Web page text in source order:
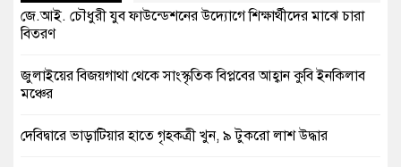
জে.আই. চৌধুরী যুব ফাউন্ডেশনের উদ্যোগে শিক্ষার্থীদের মাঝে চারা
বিতরণ
জুলাইয়ের বিজয়গাথা থেকে সাংস্কৃতিক বিপ্লবের আহ্বান কুবি ইনকিলাব
মঞ্চের
দেবিদ্বারে ভাড়াটিয়ার হাতে গৃহকত্রী খুন, ৯ টুকরো লাশ উদ্ধার